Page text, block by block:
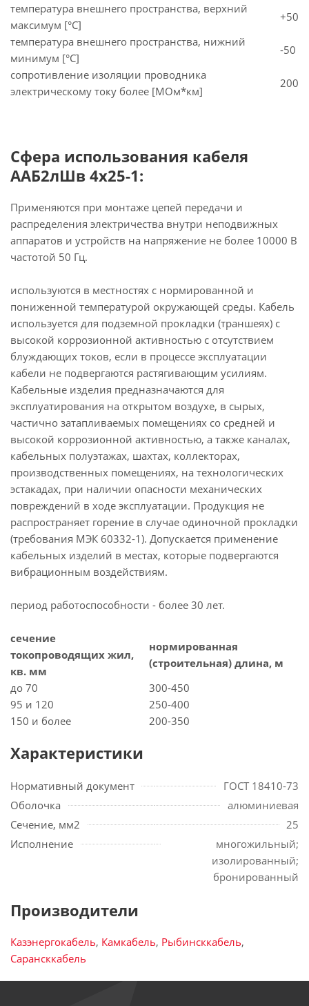
температура внешнего пространства, верхний
максимум [°C]
+50
температура внешнего пространства, нижний
минимум [°C]
-50
сопротивление изоляции проводника
электрическому току более [МОм*км]
200
Сфера использования кабеля
ААБ2лШв 4х25-1:
Применяются при монтаже цепей передачи и
распределения электричества внутри неподвижных
аппаратов и устройств на напряжение не более 10000 В
частотой 50 Гц.
используются в местностях с нормированной и
пониженной температурой окружающей среды. Кабель
используется для подземной прокладки (траншеях) с
высокой коррозионной активностью с отсутствием
блуждающих токов, если в процессе эксплуатации
кабели не подвергаются растягивающим усилиям.
Кабельные изделия предназначаются для
эксплуатирования на открытом воздухе, в сырых,
частично затапливаемых помещениях со средней и
высокой коррозионной активностью, а также каналах,
кабельных полуэтажах, шахтах, коллекторах,
производственных помещениях, на технологических
эстакадах, при наличии опасности механических
повреждений в ходе эксплуатации. Продукция не
распространяет горение в случае одиночной прокладки
(требования МЭК 60332-1). Допускается применение
кабельных изделий в местах, которые подвергаются
вибрационным воздействиям.
период работоспособности - более 30 лет.
сечение
токопроводящих жил,
кв. мм
нормированная
(строительная) длина, м
до 70
300-450
95 и 120
250-400
150 и более
200-350
Характеристики
Нормативный документ
ГОСТ 18410-73
Оболочка
алюминиевая
Сечение, мм2
25
Исполнение
многожильный;
изолированный;
бронированный
Производители
Казэнергокабель, Камкабель, Рыбинсккабель,
Сарансккабель